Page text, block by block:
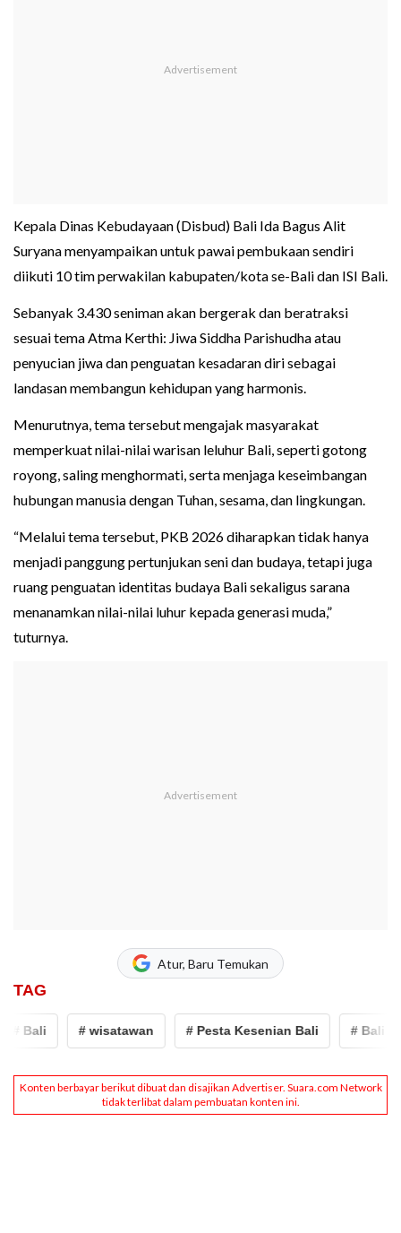
Kepala Dinas Kebudayaan (Disbud) Bali Ida Bagus Alit
Suryana menyampaikan untuk pawai pembukaan sendiri
diikuti 10 tim perwakilan kabupaten/kota se-Bali dan ISI Bali.
Sebanyak 3.430 seniman akan bergerak dan beratraksi
sesuai tema Atma Kerthi: Jiwa Siddha Parishudha atau
penyucian jiwa dan penguatan kesadaran diri sebagai
landasan membangun kehidupan yang harmonis.
Menurutnya, tema tersebut mengajak masyarakat
memperkuat nilai-nilai warisan leluhur Bali, seperti gotong
royong, saling menghormati, serta menjaga keseimbangan
hubungan manusia dengan Tuhan, sesama, dan lingkungan.
“Melalui tema tersebut, PKB 2026 diharapkan tidak hanya
menjadi panggung pertunjukan seni dan budaya, tetapi juga
ruang penguatan identitas budaya Bali sekaligus sarana
menanamkan nilai-nilai luhur kepada generasi muda,”
tuturnya.
Atur, Baru Temukan
TAG
# Bali # wisatawan # Pesta Kesenian Bali # Bali